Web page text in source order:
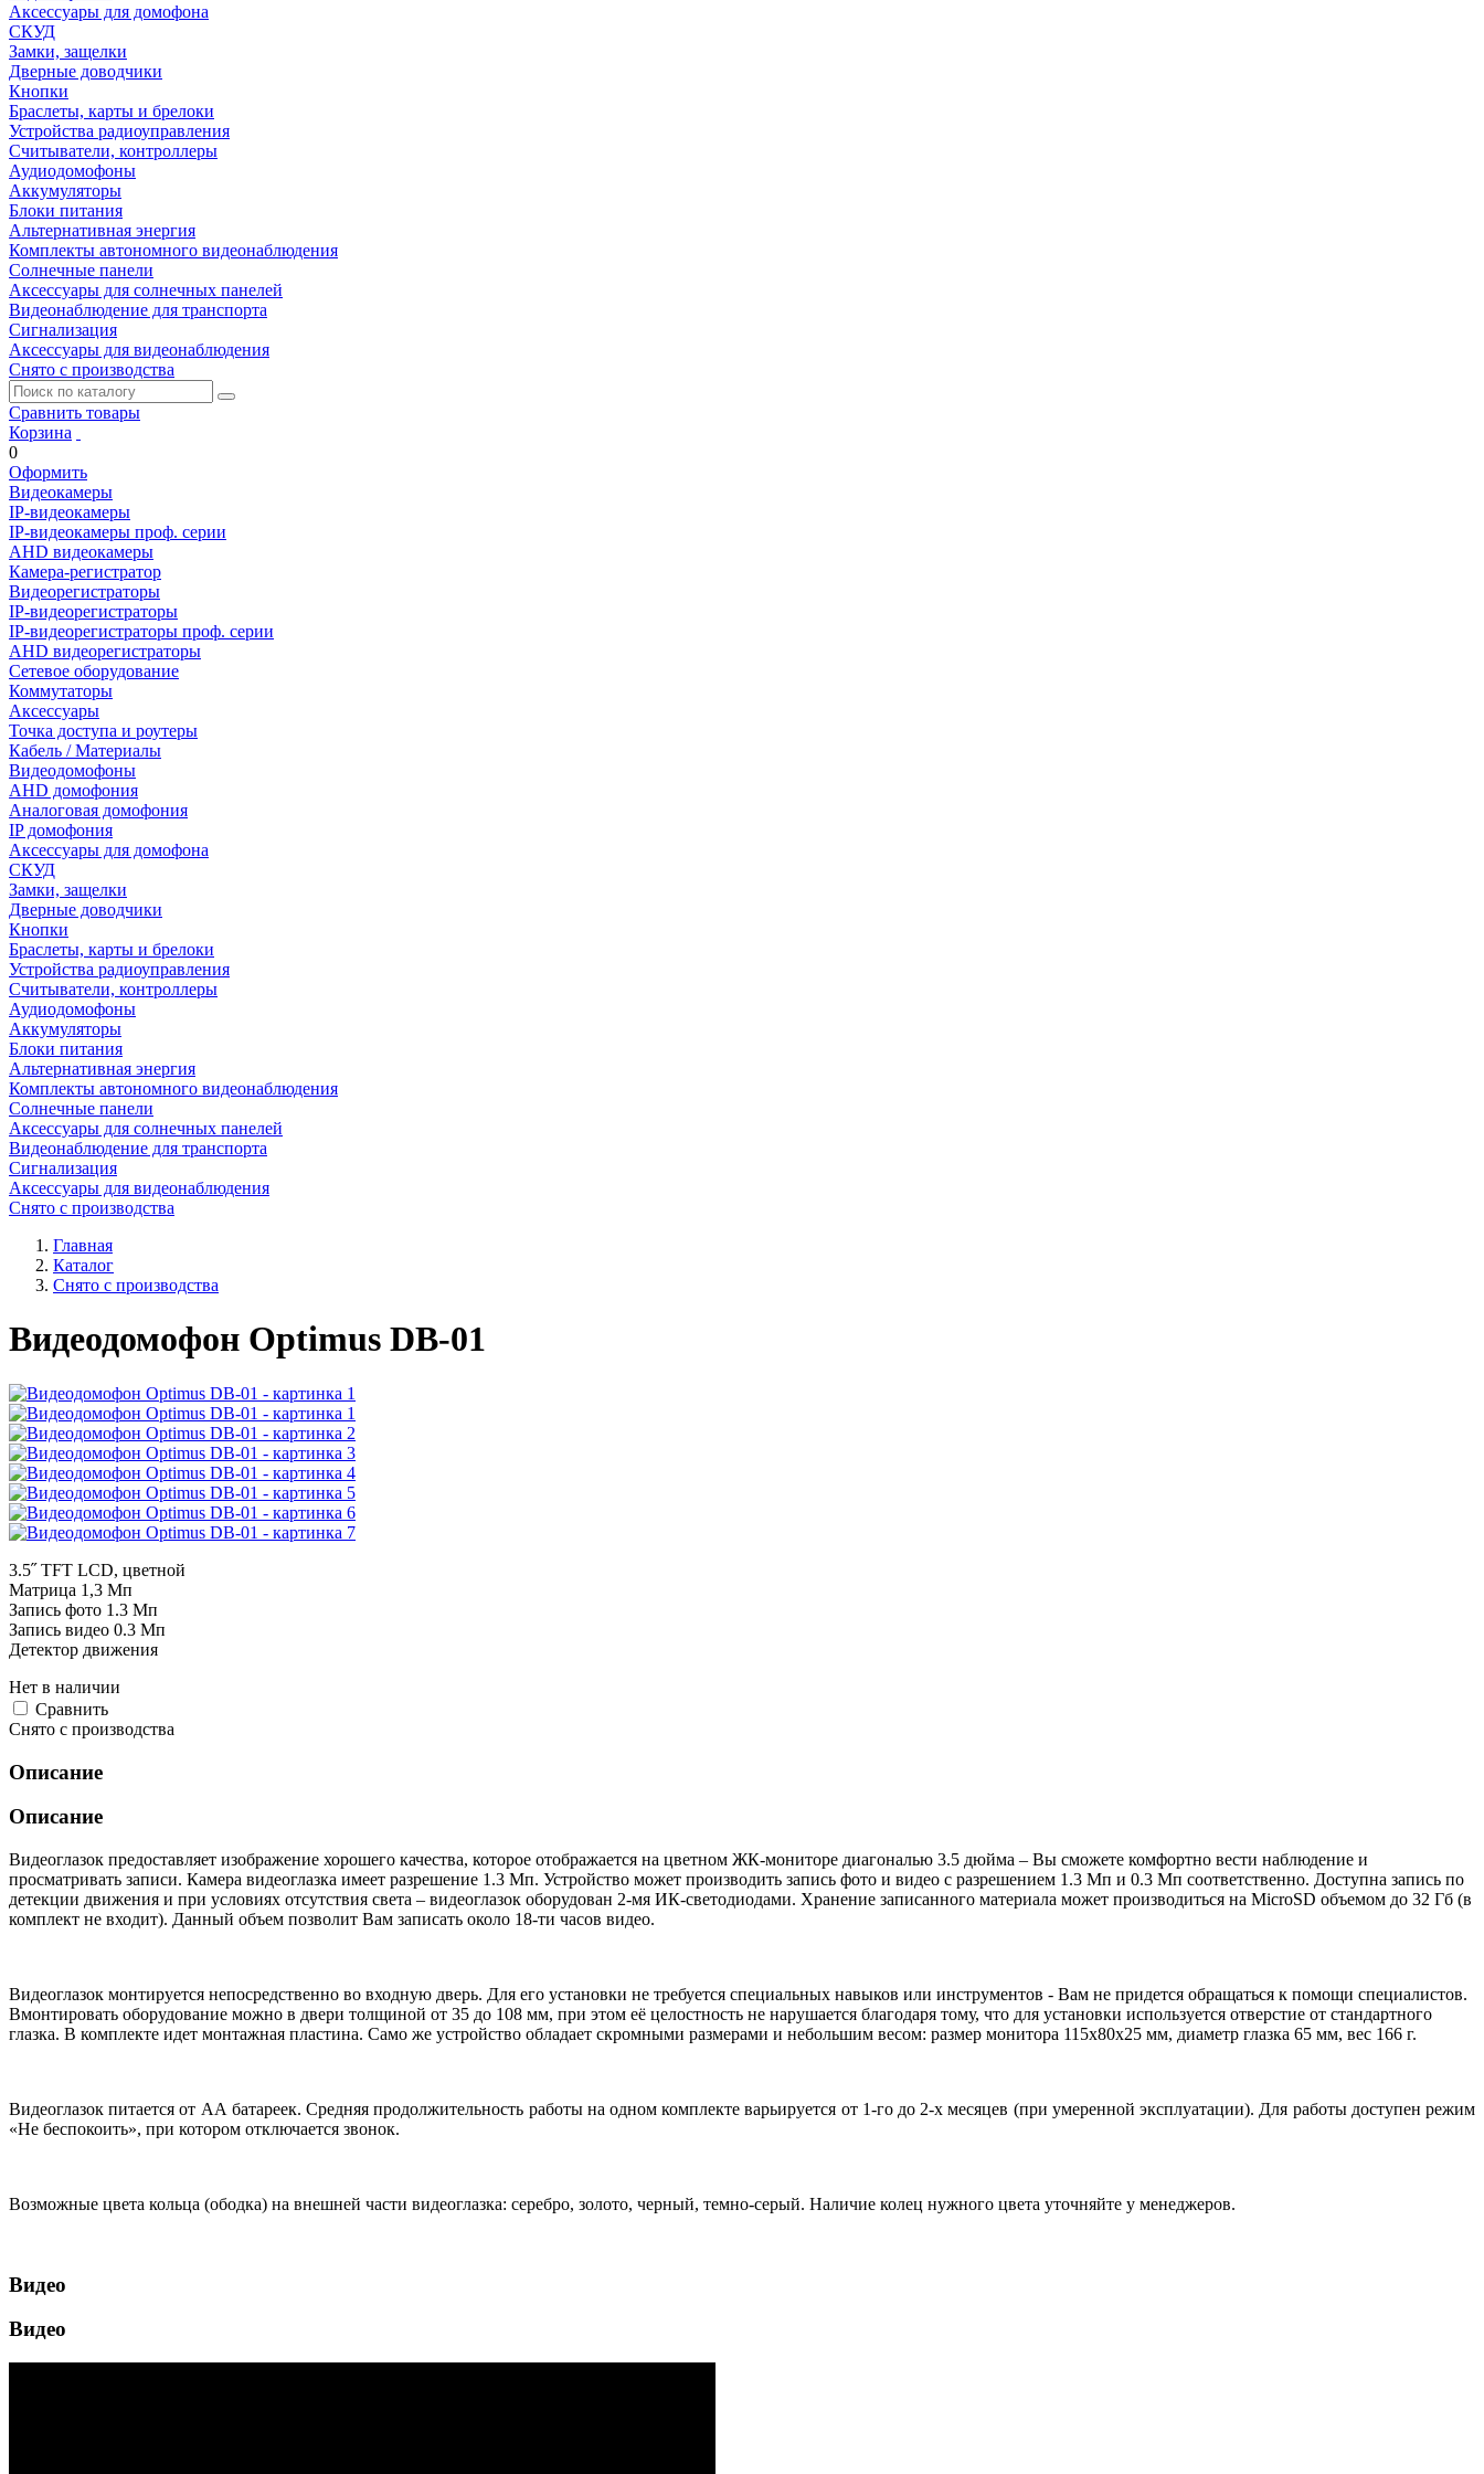
Аксессуары для домофона
СКУД
Замки, защелки
Дверные доводчики
Кнопки
Браслеты, карты и брелоки
Устройства радиоуправления
Считыватели, контроллеры
Аудиодомофоны
Аккумуляторы
Блоки питания
Альтернативная энергия
Комплекты автономного видеонаблюдения
Солнечные панели
Аксессуары для солнечных панелей
Видеонаблюдение для транспорта
Сигнализация
Аксессуары для видеонаблюдения
Снято с производства
Сравнить товары
Корзина
0
Оформить
Видеокамеры
IP-видеокамеры
IP-видеокамеры проф. серии
AHD видеокамеры
Камера-регистратор
Видеорегистраторы
IP-видеорегистраторы
IP-видеорегистраторы проф. серии
AHD видеорегистраторы
Сетевое оборудование
Коммутаторы
Аксессуары
Точка доступа и роутеры
Кабель / Материалы
Видеодомофоны
AHD домофония
Аналоговая домофония
IP домофония
Аксессуары для домофона
СКУД
Замки, защелки
Дверные доводчики
Кнопки
Браслеты, карты и брелоки
Устройства радиоуправления
Считыватели, контроллеры
Аудиодомофоны
Аккумуляторы
Блоки питания
Альтернативная энергия
Комплекты автономного видеонаблюдения
Солнечные панели
Аксессуары для солнечных панелей
Видеонаблюдение для транспорта
Сигнализация
Аксессуары для видеонаблюдения
Снято с производства
Главная
Каталог
Снято с производства
Видеодомофон Optimus DB-01
3.5˝ TFT LCD, цветной
Матрица 1,3 Мп
Запись фото 1.3 Мп
Запись видео 0.3 Мп
Детектор движения
Нет в наличии
Cравнить
Снято с производства
Описание
Описание
Видеоглазок предоставляет изображение хорошего качества, которое отображается на цветном ЖК-мониторе диагональю 3.5 дюйма – Вы сможете комфортно вести наблюдение и
просматривать записи. Камера видеоглазка имеет разрешение 1.3 Мп. Устройство может производить запись фото и видео с разрешением 1.3 Мп и 0.3 Мп соответственно. Доступна запись по
детекции движения и при условиях отсутствия света – видеоглазок оборудован 2-мя ИК-светодиодами. Хранение записанного материала может производиться на MicroSD объемом до 32 Гб (в
комплект не входит). Данный объем позволит Вам записать около 18-ти часов видео.
Видеоглазок монтируется непосредственно во входную дверь. Для его установки не требуется специальных навыков или инструментов - Вам не придется обращаться к помощи специалистов.
Вмонтировать оборудование можно в двери толщиной от 35 до 108 мм, при этом её целостность не нарушается благодаря тому, что для установки используется отверстие от стандартного
глазка. В комплекте идет монтажная пластина. Само же устройство обладает скромными размерами и небольшим весом: размер монитора 115х80х25 мм, диаметр глазка 65 мм, вес 166 г.
Видеоглазок питается от АА батареек. Средняя продолжительность работы на одном комплекте варьируется от 1-го до 2-х месяцев (при умеренной эксплуатации). Для работы доступен режим
«Не беспокоить», при котором отключается звонок.
Возможные цвета кольца (ободка) на внешней части видеоглазка: серебро, золото, черный, темно-серый. Наличие колец нужного цвета уточняйте у менеджеров.
Видео
Видео